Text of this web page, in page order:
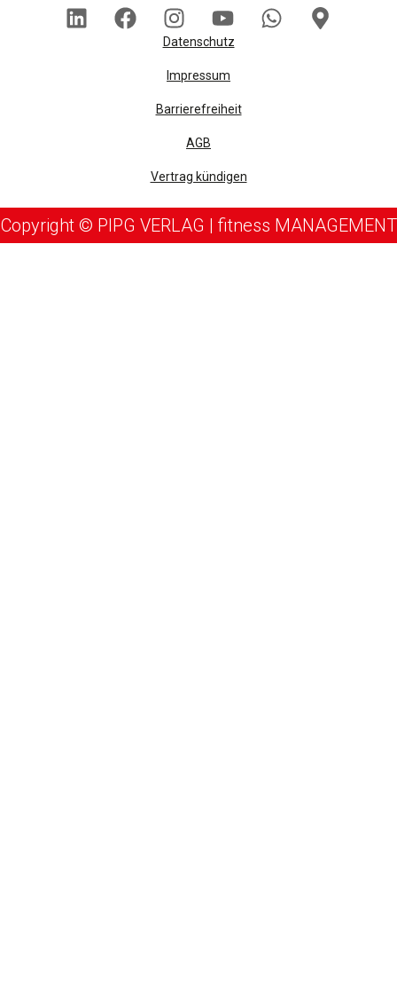
Datenschutz
Impressum
Barrierefreiheit
AGB
Vertrag kündigen
Copyright © PIPG VERLAG | fitness MANAGEMENT